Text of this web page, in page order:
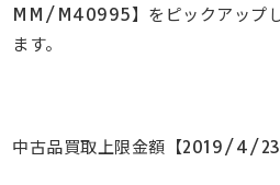
MM/M40995】をピックアップ
ます。
中古品買取上限金額【2019/4/23